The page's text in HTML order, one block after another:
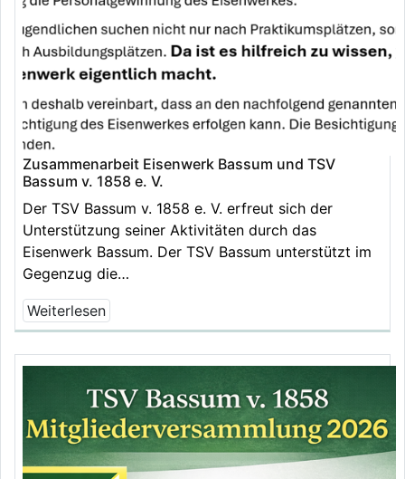
Zusammenarbeit Eisenwerk Bassum und TSV
Bassum v. 1858 e. V.
Der TSV Bassum v. 1858 e. V. erfreut sich der
Unterstützung seiner Aktivitäten durch das
Eisenwerk Bassum. Der TSV Bassum unterstützt im
Gegenzug die…
Weiterlesen